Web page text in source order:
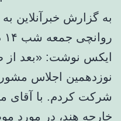
به گزارش خبرآنلاین
ایکس نوشت: «بعد از
نوزدهمین اجلاس
شرکت کردم. با آقای
خارجه هند، در مورد